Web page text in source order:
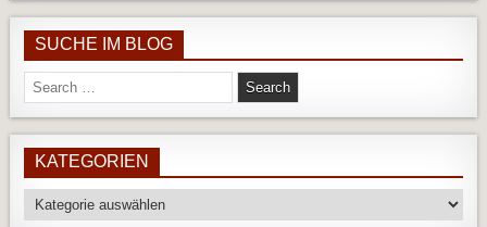
SUCHE IM BLOG
Search
for:
KATEGORIEN
Kategorien